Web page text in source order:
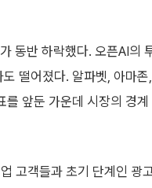
동반 하락했다. 오픈AI의
떨어졌다. 알파벳, 아마존,
앞둔 가운데 시장의 경계
고객들과 초기 단계인 광